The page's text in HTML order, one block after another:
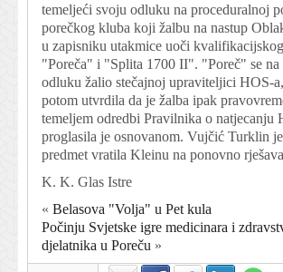
temeljeći svoju odluku na proceduralnoj
porečkog kluba koji žalbu na nastup
u zapisniku utakmice uoči kvalifikacijskog
"Poreča" i "Splita 1700 II". "Poreč" se
odluku žalio stečajnoj upraviteljici HOS-
potom utvrdila da je žalba ipak
temeljem odredbi Pravilnika o natjecanju
proglasila je osnovanom. Vujčić Turklin
predmet vratila Kleinu na ponovno
K. K. Glas Istre
« Belasova "Volja" u Pet kula
Počinju Svjetske igre medicinara i
djelatnika u Poreču »